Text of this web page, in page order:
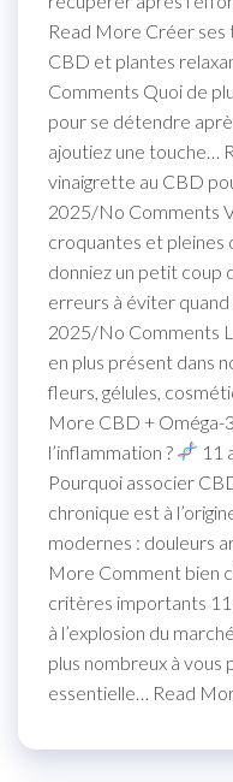
Read More Créer ses
CBD et plantes
Comments Quoi de
pour se détendre
ajoutiez une touche…
vinaigrette au CBD
2025/No Comments
croquantes et pleines
donniez un petit coup
erreurs à éviter
2025/No Comments
en plus présent dans
fleurs, gélules,
More CBD + Oméga-
l’inflammation ?
11
Pourquoi associer
chronique est à
modernes : douleurs
More Comment bien
critères importants
à l’explosion du
plus nombreux à
essentielle… Read